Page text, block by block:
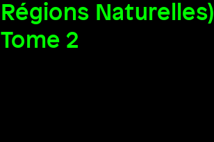
Régions Naturelles)
Tome 2